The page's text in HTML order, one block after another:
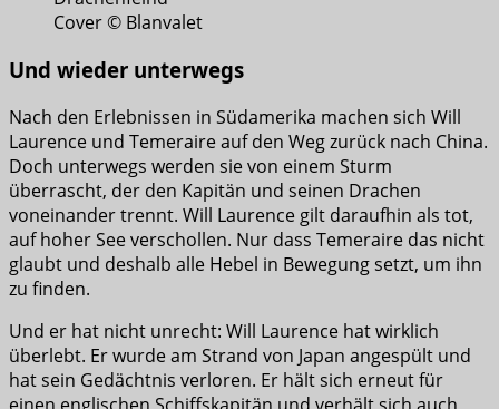
Cover © Blanvalet
Und wieder unterwegs
Nach den Erlebnissen in Südamerika machen sich Will
Laurence und Temeraire auf den Weg zurück nach China.
Doch unterwegs werden sie von einem Sturm
überrascht, der den Kapitän und seinen Drachen
voneinander trennt. Will Laurence gilt daraufhin als tot,
auf hoher See verschollen. Nur dass Temeraire das nicht
glaubt und deshalb alle Hebel in Bewegung setzt, um ihn
zu finden.
Und er hat nicht unrecht: Will Laurence hat wirklich
überlebt. Er wurde am Strand von Japan angespült und
hat sein Gedächtnis verloren. Er hält sich erneut für